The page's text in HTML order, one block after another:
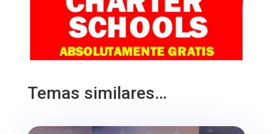
Temas similares…